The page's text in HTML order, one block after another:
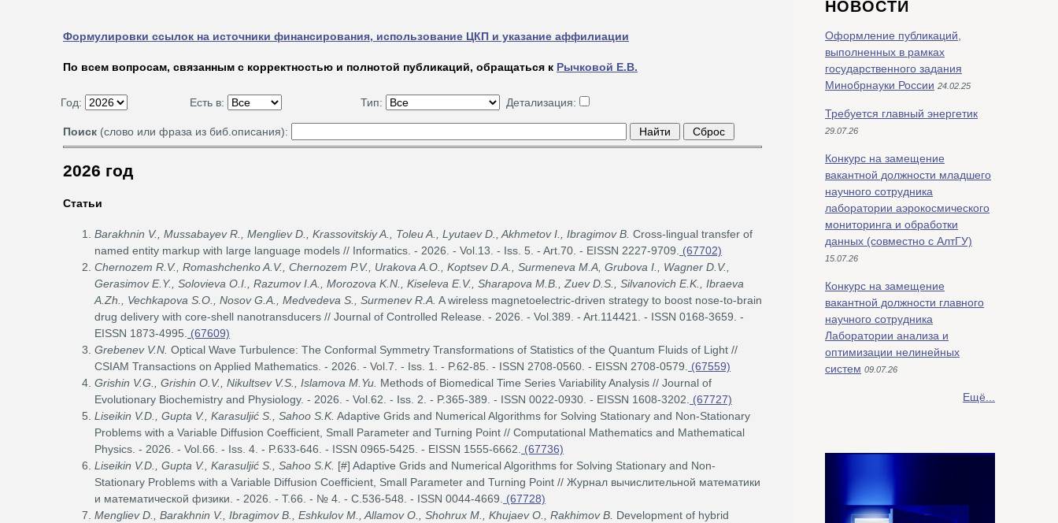
Формулировки ссылок на источники финансирования, использование ЦКП и указание аффилиации
По всем вопросам, связанным с корректностью и полнотой публикаций, обращаться к Рычковой Е.В.
Год: Есть в: Тип: Детализация:
Поиск (слово или фраза из биб.описания):
2026 год
Статьи
Barakhnin V., Mussabayev R., Mengliev D., Krassovitskiy A., Toleu A., Lyutaev D., Akhmetov I., Ibragimov В. Cross-lingual transfer of
named entity markup with large language models // Informatics. - 2026. - Vol.13. - Iss. 5. - Art.70. - EISSN 2227-9709. (67702)
Chernozem R.V., Romashchenko A.V., Chernozem P.V., Urakova A.O., Koptsev D.A., Surmeneva M.A, Grubova I., Wagner D.V.,
Gerasimov E.Y., Solovieva O.I., Razumov I.A., Morozova K.N., Kiseleva E.V., Sharapova M.B., Zuev D.S., Silvanovich E.K., Ibraeva
A.Zh., Vechkapova S.O., Nosov G.A., Medvedeva S., Surmenev R.A. A wireless magnetoelectric-driven strategy to boost nose-to-brain
drug delivery with сore-shell nanotransducers // Journal of Controlled Release. - 2026. - Vol.389. - Art.114421. - ISSN 0168-3659. -
EISSN 1873-4995. (67609)
Grebenev V.N. Optical Wave Turbulence: The Conformal Symmetry Transformations of Statistics of the Quantum Fluids of Light //
CSIAM Transactions on Applied Mathematics. - 2026. - Vol.7. - Iss. 1. - P.62-85. - ISSN 2708-0560. - EISSN 2708-0579. (67559)
Grishin V.G., Grishin O.V., Nikultsev V.S., Islamova M.Yu. Methods of Biomedical Time Series Variability Analysis // Journal of
Evolutionary Biochemistry and Physiology. - 2026. - Vol.62. - Iss. 2. - P.365-389. - ISSN 0022-0930. - EISSN 1608-3202. (67727)
Liseikin V.D., Gupta V., Karasuljić S., Sahoo S.K. Adaptive Grids and Numerical Algorithms for Solving Stationary and Non-Stationary
Problems with a Variable Diffusion Coefficient, Small Parameter and Turning Point // Computational Mathematics and Mathematical
Physics. - 2026. - Vol.66. - Iss. 4. - P.633-646. - ISSN 0965-5425. - EISSN 1555-6662. (67736)
Liseikin V.D., Gupta V., Karasuljić S., Sahoo S.K. [#] Adaptive Grids and Numerical Algorithms for Solving Stationary and Non-
Stationary Problems with a Variable Diffusion Coefficient, Small Parameter and Turning Point // Журнал вычислительной математики
и математической физики. - 2026. - Т.66. - № 4. - С.536-548. - ISSN 0044-4669. (67728)
Mengliev D., Barakhnin V., Ibragimov B., Eshkulov M., Allamov O., Shohrux M., Khujaev O., Rakhimov B. Development of hybrid
НОВОСТИ
Оформление публикаций,
выполненных в рамках
государственного задания
Минобрнауки России 24.02.25
Требуется главный энергетик
29.07.26
Конкурс на замещение
вакантной должности младшего
научного сотрудника
лаборатории аэрокосмического
мониторинга и обработки
данных (совместно с АлтГУ)
15.07.26
Конкурс на замещение
вакантной должности главного
научного сотрудника
Лаборатории анализа и
оптимизации нелинейных
систем 09.07.26
Ещё...